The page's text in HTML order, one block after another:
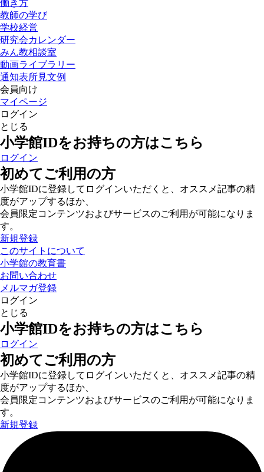
働き方
教師の学び
学校経営
研究会カレンダー
みん教相談室
動画ライブラリー
通知表所見文例
会員向け
マイページ
ログイン
とじる
小学館IDをお持ちの方はこちら
ログイン
初めてご利用の方
小学館IDに登録してログインいただくと、オススメ記事の精
度がアップするほか、
会員限定コンテンツおよびサービスのご利用が可能になりま
す。
新規登録
このサイトについて
小学館の教育書
お問い合わせ
メルマガ登録
ログイン
とじる
小学館IDをお持ちの方はこちら
ログイン
初めてご利用の方
小学館IDに登録してログインいただくと、オススメ記事の精
度がアップするほか、
会員限定コンテンツおよびサービスのご利用が可能になりま
す。
新規登録